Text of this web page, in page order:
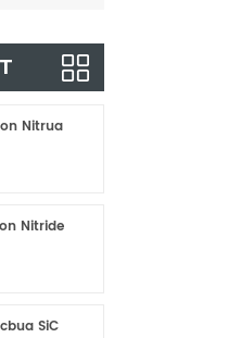
Nitrua
Nitride
SiC